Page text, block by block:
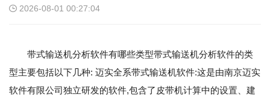
2026-08-01 00:27:04
带式输送机分析软件有哪些类型带式输送机分析软件的类
型主要包括以下几种: 迈实全系带式输送机软件:这是由南京迈实
软件有限公司独立研发的软件,包含了皮带机计算中的设置、建